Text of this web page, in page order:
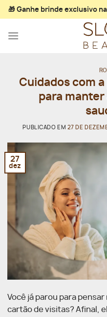
Skip
to
🎁 Ganhe brinde exclusivo
Cuidados com
para manter
PUBLICADO EM 27 DE
27
dez
Você já parou para pensar
cartão de visitas? Afinal,